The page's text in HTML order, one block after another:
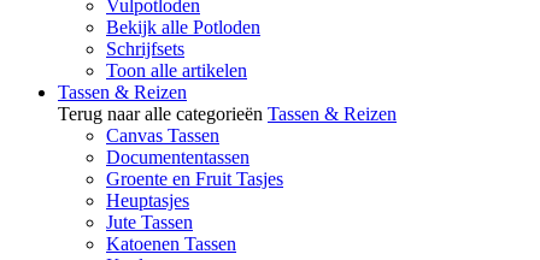
Vulpotloden
Bekijk alle Potloden
Schrijfsets
Toon alle artikelen
Tassen & Reizen
Terug naar alle categorieën Tassen & Reizen
Canvas Tassen
Documententassen
Groente en Fruit Tasjes
Heuptasjes
Jute Tassen
Katoenen Tassen